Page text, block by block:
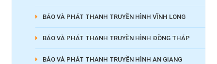
BÁO VÀ PHÁT THANH TRUYỀN HÌNH VĨNH LONG
BÁO VÀ PHÁT THANH TRUYỀN HÌNH ĐỒNG THÁP
BÁO VÀ PHÁT THANH TRUYỀN HÌNH AN GIANG